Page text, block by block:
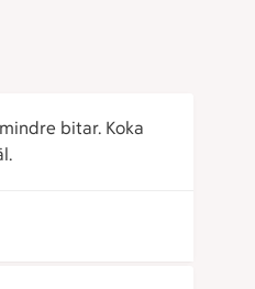
bitar. Koka